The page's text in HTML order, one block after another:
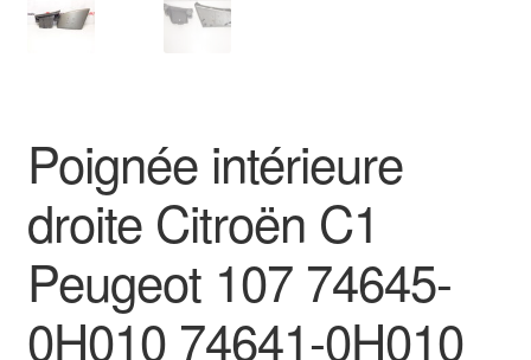
Procédure de Réclamation
Poignée intérieure
droite Citroën C1
Peugeot 107 74645-
0H010 74641-0H010